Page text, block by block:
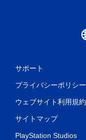
サポート
プライバシーポリシー
ウェブサイト利用規約
サイトマップ
PlayStation Studios